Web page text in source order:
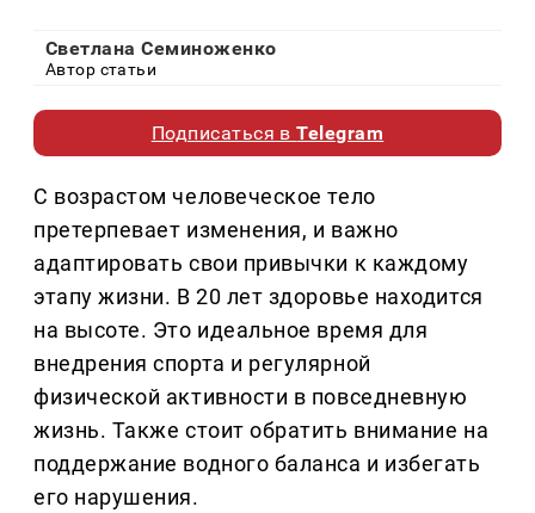
Светлана Семиноженко
Автор статьи
Подписаться вTelegram
С возрастом человеческое тело
претерпевает изменения, и важно
адаптировать свои привычки к каждому
этапу жизни. В 20 лет здоровье находится
на высоте. Это идеальное время для
внедрения спорта и регулярной
физической активности в повседневную
жизнь. Также стоит обратить внимание на
поддержание водного баланса и избегать
его нарушения.